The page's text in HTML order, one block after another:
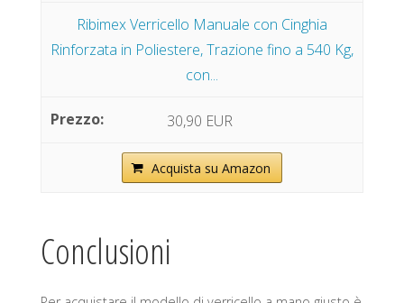
Ribimex Verricello Manuale con Cinghia
Rinforzata in Poliestere, Trazione fino a 540 Kg,
con...
30,90 EUR
Acquista su Amazon
Conclusioni